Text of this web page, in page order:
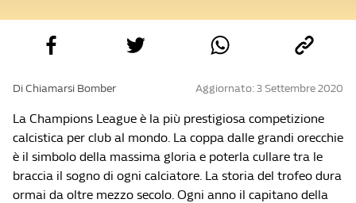
Di Chiamarsi Bomber Aggiornato: 3 Settembre 2020
La Champions League è la più prestigiosa competizione
calcistica per club al mondo. La coppa dalle grandi orecchie
è il simbolo della massima gloria e poterla cullare tra le
braccia il sogno di ogni calciatore. La storia del trofeo dura
ormai da oltre mezzo secolo. Ogni anno il capitano della